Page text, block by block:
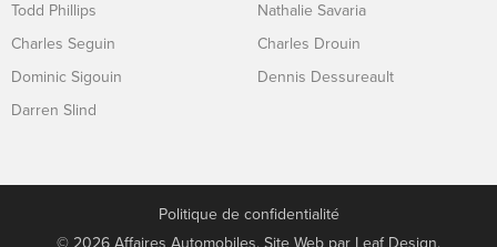
Todd Phillips
Charles Seguin
Dominic Sigouin
Darren Slind
Nathalie Savaria
Charles Drouin
Dennis Dessureault
Politique de confidentialité